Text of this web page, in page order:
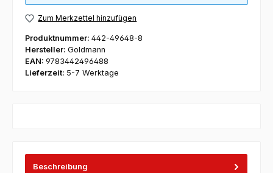
Zum Merkzettel hinzufügen
Produktnummer: 442-49648-8
Hersteller: Goldmann
EAN: 9783442496488
Lieferzeit: 5-7 Werktage
Beschreibung